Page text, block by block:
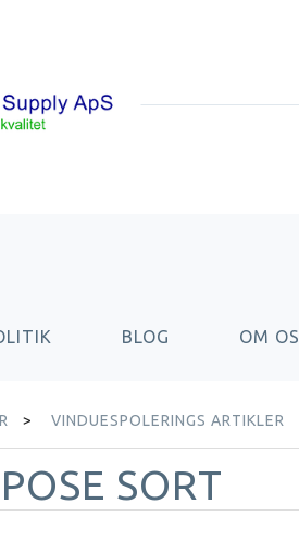
BLOG OM OS
VINDUESPOLERINGS ARTIKLER
SORT